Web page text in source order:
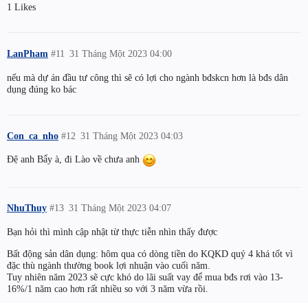
1 Likes
LanPham 31 Tháng Một 2023 04:00
#11
nếu mà dự án đầu tư công thì sẽ có lợi cho ngành bđskcn hơn là bđs dân
dụng đúng ko bác
Con_ca_nho 31 Tháng Một 2023 04:03
#12
Đệ anh Bẩy à, đi Lào về chưa anh
NhuThuy 31 Tháng Một 2023 04:07
#13
Bạn hỏi thì mình cập nhật từ thực tiễn nhìn thấy được
Bất động sản dân dụng: hôm qua có dòng tiền do KQKD quý 4 khá tốt vì
đặc thù ngành thường book lợi nhuận vào cuối năm.
Tuy nhiên năm 2023 sẽ cực khó do lãi suất vay để mua bđs rơi vào 13-
16%/1 năm cao hơn rất nhiều so với 3 năm vừa rồi.